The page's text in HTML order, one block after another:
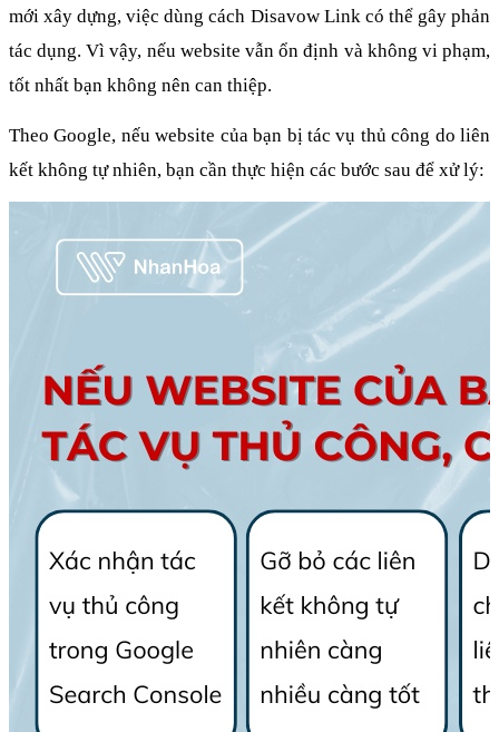
mới xây dựng, việc dùng cách Disavow Link có thể gây phản
tác dụng. Vì vậy, nếu website vẫn ổn định và không vi phạm,
tốt nhất bạn không nên can thiệp.
Theo Google, nếu website của bạn bị tác vụ thủ công do liên
kết không tự nhiên, bạn cần thực hiện các bước sau để xử lý: